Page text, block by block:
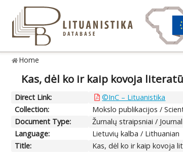
Home
Kas, dėl ko ir kaip kovoja
Direct Link:
©InC – Lituanistika
Collection:
Mokslo publikacijos /
Document Type:
Žurnalų straipsniai /
Language:
Lietuvių kalba / Lithuanian
Title:
Kas, dėl ko ir kaip kovoja